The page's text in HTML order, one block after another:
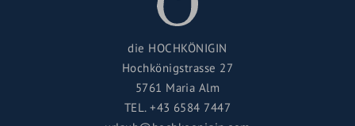
die HOCHKÖNIGIN
Hochkönigstrasse 27
5761 Maria Alm
TEL.+43 6584 7447